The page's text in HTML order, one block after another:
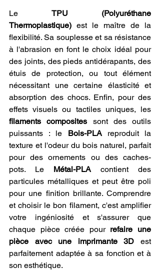
Le TPU (Polyuréthane
Thermoplastique) est le maître de la
flexibilité. Sa souplesse et sa résistance
à l'abrasion en font le choix idéal pour
des joints, des pieds antidérapants, des
étuis de protection, ou tout élément
nécessitant une certaine élasticité et
absorption des chocs. Enfin, pour des
filaments composites sont des outils
puissants : le Bois-PLA reproduit la
texture et l'odeur du bois naturel, parfait
pour des ornements ou des caches-
pots. Le Métal-PLA contient des
particules métalliques et peut être poli
pour une finition brillante. Comprendre
et choisir le bon filament, c'est amplifier
votre ingéniosité et s'assurer que
chaque pièce créée pour refaire une
pièce avec une imprimante 3D est
parfaitement adaptée à sa fonction et à
son esthétique.